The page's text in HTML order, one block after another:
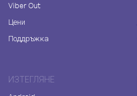
Viber Out
Цени
Поддръжка
ИЗТЕГЛЯНЕ